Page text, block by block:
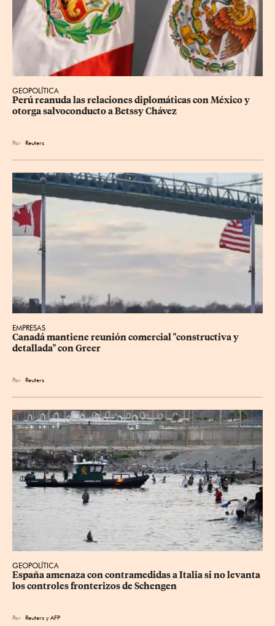
GEOPOLÍTICA
Perú reanuda las relaciones diplomáticas con México y
otorga salvoconducto a Betssy Chávez
Por Reuters
EMPRESAS
Canadá mantiene reunión ‌comercial "constructiva y
detallada" con Greer
Por Reuters
GEOPOLÍTICA
España amenaza con contramedidas a Italia si no levanta
los controles fronterizos de Schengen
Por Reuters yAFP